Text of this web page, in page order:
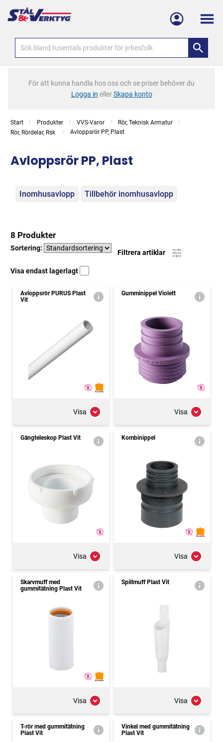
Meny
För att kunna handla hos oss och se priser behöver du
Logga in ellerSkapa konto
Start Produkter VVS-Varor
Rör, Teknisk Armatur
Rör, Rördelar, Rsk
Avloppsrör PP, Plast
Avloppsrör PP, Plast
Kategorier
Inomhusavlopp Tillbehör inomhusavlopp
8 Produkter
Sortering:
Filtrera artiklar
Visa endast lagerlagt
Avloppsrör PURUS Plast
Vit
Visa
Gumminippel Violett
Visa
Gängteleskop Plast Vit
Visa
Kombinippel
Visa
Skarvmuff med
gummitätning Plast Vit
Visa
Spillmuff Plast Vit
Visa
T-rör med gummitätning
Plast Vit
Vinkel med gummitätning
Plast Vit